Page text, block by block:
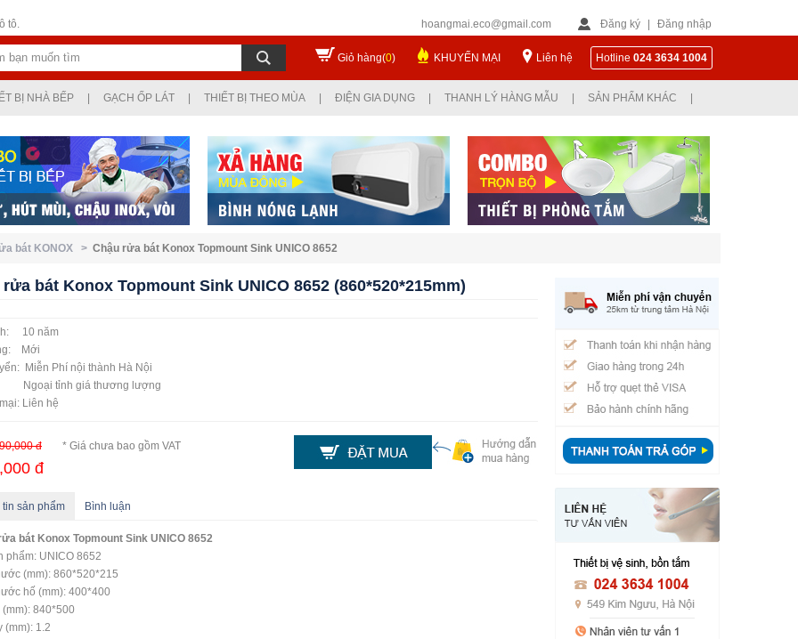
tô.
hoangmai.eco@gmail.com Đăng ký Đăng nhập
Giỏ hàng(0) KHUYẾN MẠI Liên hệ Hotline 024 3634 1004
BỊ NHÀ BẾP GẠCH ỐP LÁT THIẾT BỊ THEO MÙA ĐIỆN GIA DỤNG THANH LÝ HÀNG MẪU SẢN PHẨM KHÁC
bát KONOX > Chậu rửa bát Konox Topmount Sink UNICO 8652
bát Konox Topmount Sink UNICO 8652 (860*520*215mm)
10 năm
Mới
Miễn Phí nội thành Hà Nội
tỉnh giá thương lượng
Liên hệ
đ * Giá chưa bao gồm VAT
đ
tin sản phẩm Bình luận
bát Konox Topmount Sink UNICO 8652
phẩm: UNICO 8652
(mm): 860*520*215
hố (mm): 400*400
(mm): 840*500
(mm): 1.2